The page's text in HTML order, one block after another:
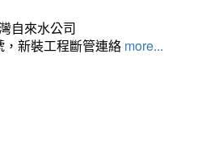
自來水公司
新裝工程斷管連絡 more...